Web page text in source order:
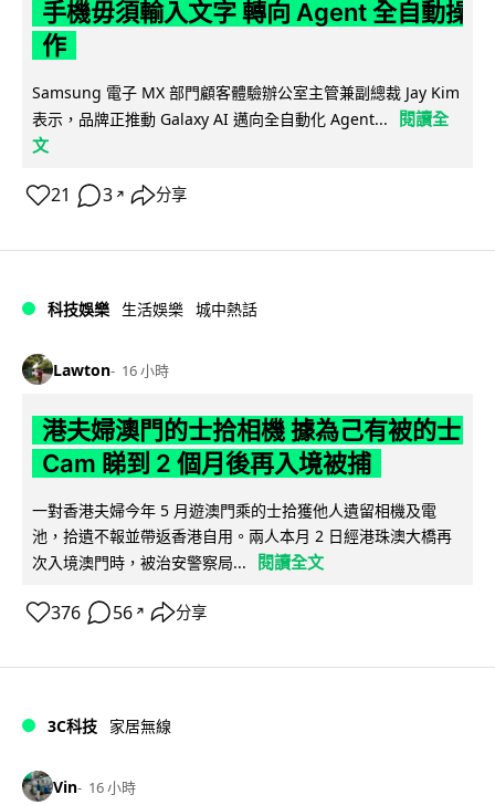
手機毋須輸入文字 轉向 Agent 全自動操
作
Samsung 電子 MX 部門顧客體驗辦公室主管兼副總裁 Jay Kim
表示，品牌正推動 Galaxy AI 邁向全自動化 Agent...
閱讀全
文
21 3 ↗ 分享
科技娛樂 生活娛樂 城中熱話
Lawton 16 小時
港夫婦澳門的士拾相機 據為己有被的士
Cam 睇到 2 個月後再入境被捕
一對香港夫婦今年 5 月遊澳門乘的士拾獲他人遺留相機及電
池，拾遺不報並帶返香港自用。兩人本月 2 日經港珠澳大橋再
次入境澳門時，被治安警察局...
閱讀全文
376 56 ↗ 分享
3C科技 家居無線
Vin 16 小時